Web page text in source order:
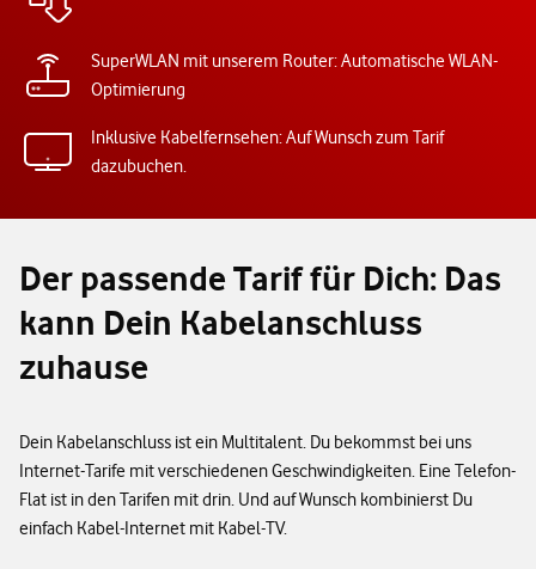
SuperWLAN mit unserem Router: Automatische WLAN-
Optimierung
Inklusive Kabelfernsehen: Auf Wunsch zum Tarif
dazubuchen.
Der passende Tarif für Dich: Das
kann Dein Kabelanschluss
zuhause
Dein Kabelanschluss ist ein Multitalent. Du bekommst bei uns
Internet-Tarife mit verschiedenen Geschwindigkeiten. Eine Telefon-
Flat ist in den Tarifen mit drin. Und auf Wunsch kombinierst Du
einfach Kabel-Internet mit Kabel-TV.